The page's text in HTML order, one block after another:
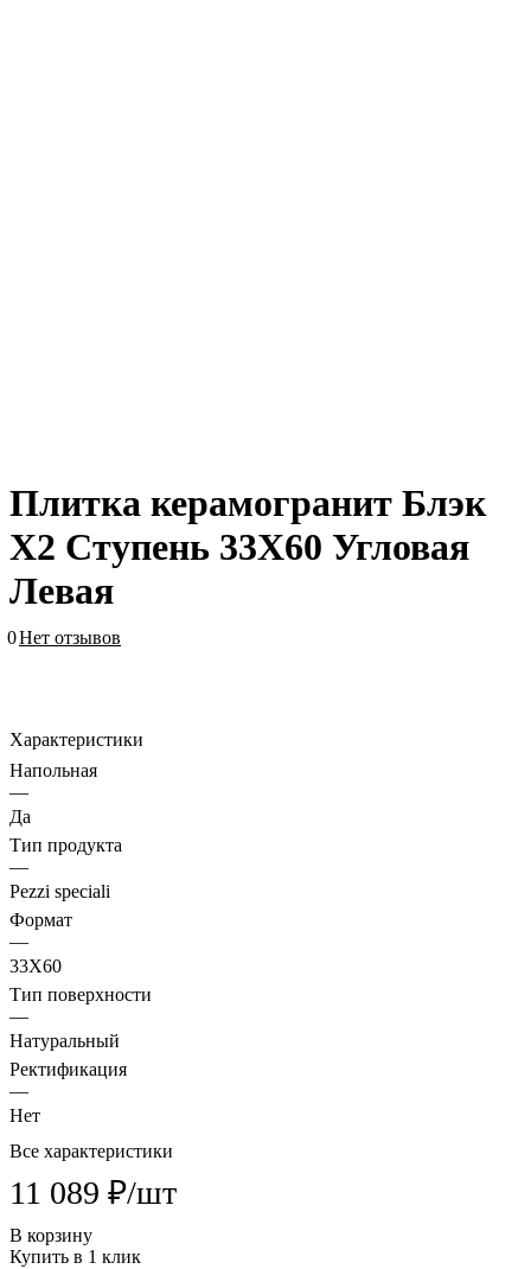
Плитка керамогранит Блэк
Х2 Ступень 33X60 Угловая
Левая
0Нет отзывов
Характеристики
Напольная
—
Да
Тип продукта
—
Pezzi speciali
Формат
—
33X60
Тип поверхности
—
Натуральный
Ректификация
—
Нет
Все характеристики
11 089 ₽/шт
В корзину
Купить в 1 клик